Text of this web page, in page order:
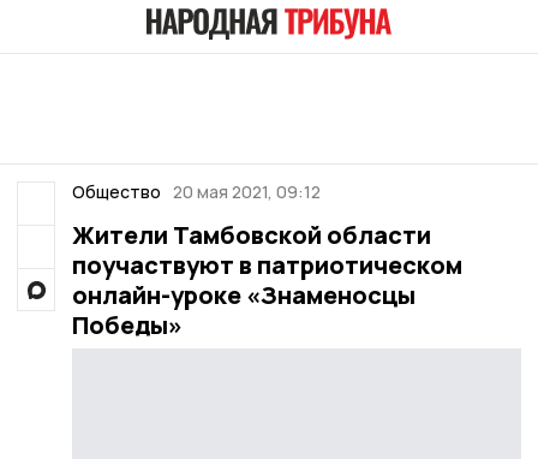
Общество 20 мая 2021, 09:12
Жители Тамбовской области
поучаствуют в патриотическом
онлайн-уроке «Знаменосцы
Победы»